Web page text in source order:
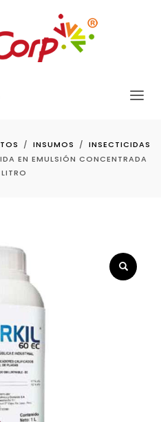
INSUMOS
INSECTICIDAS
EN EMULSIÓN CONCENTRADA